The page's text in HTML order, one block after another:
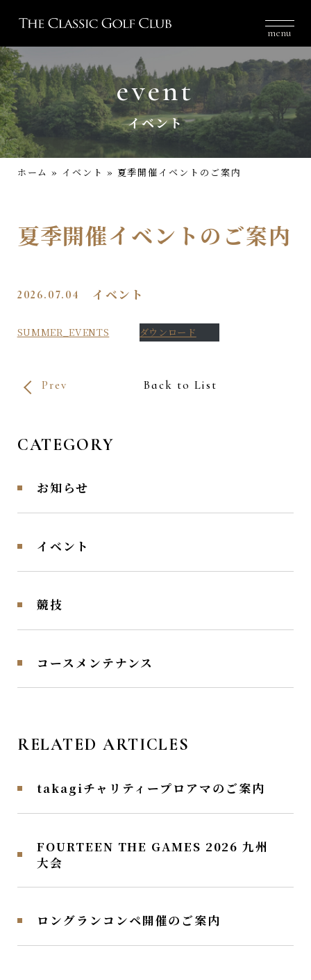
menu
event
イベント
ホーム » イベント » 夏季開催イベントのご案内
夏季開催イベントのご案内
2026.07.04 イベント
SUMMER_EVENTS ダウンロード
Prev Back to List
CATEGORY
お知らせ
イベント
競技
コースメンテナンス
RELATED ARTICLES
takagiチャリティープロアマのご案内
FOURTEEN THE GAMES 2026 九州
大会
ロングランコンペ開催のご案内